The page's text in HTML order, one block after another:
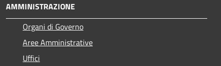
AMMINISTRAZIONE
Organi di Governo
Aree Amministrative
Uffici